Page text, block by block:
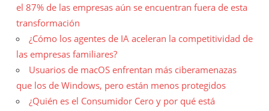
el 87% de las empresas aún se encuentran fuera de esta
transformación
¿Cómo los agentes de IA aceleran la competitividad de
las empresas familiares?
Usuarios de macOS enfrentan más ciberamenazas
que los de Windows, pero están menos protegidos
¿Quién es el Consumidor Cero y por qué está